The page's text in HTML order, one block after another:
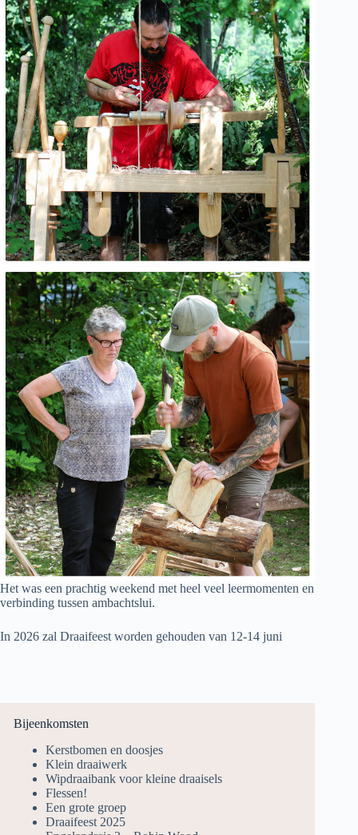
Het was een prachtig weekend met heel veel leermomenten en
verbinding tussen ambachtslui.
In 2026 zal Draaifeest worden gehouden van 12-14 juni
Bijeenkomsten
Kerstbomen en doosjes
Klein draaiwerk
Wipdraaibank voor kleine draaisels
Flessen!
Een grote groep
Draaifeest 2025